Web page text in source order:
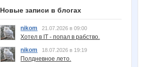
Новые записи в блогах
nikom 21.07.2026 в 09:00
Хотел в IT - попал в рабство.
nikom
18.07.2026 в 19:19
Полдневное лето.